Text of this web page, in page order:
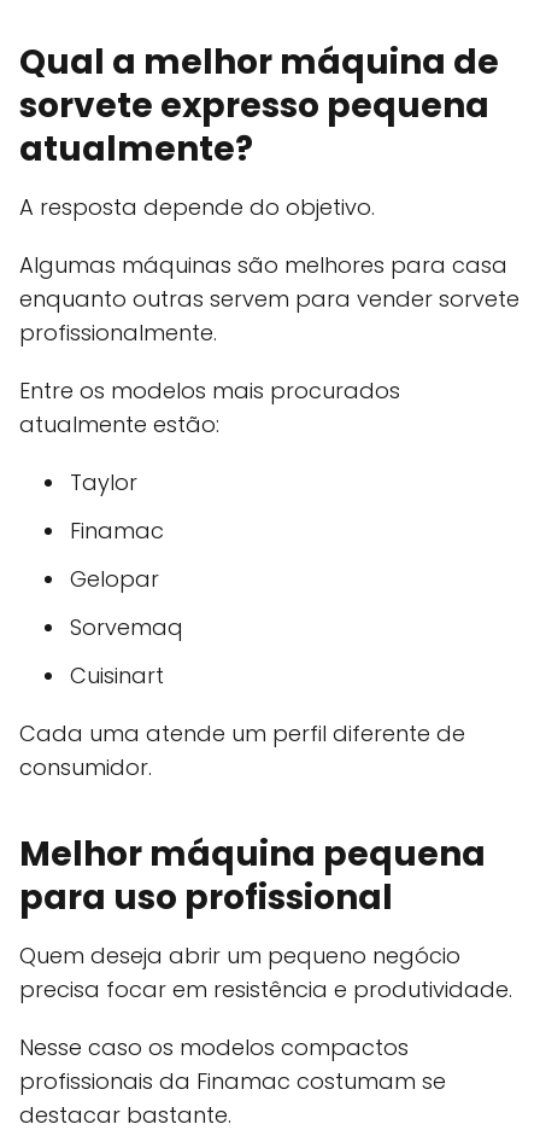
Qual a melhor máquina de
sorvete expresso pequena
atualmente?
A resposta depende do objetivo.
Algumas máquinas são melhores para casa
enquanto outras servem para vender sorvete
profissionalmente.
Entre os modelos mais procurados
atualmente estão:
Taylor
Finamac
Gelopar
Sorvemaq
Cuisinart
Cada uma atende um perfil diferente de
consumidor.
Melhor máquina pequena
para uso profissional
Quem deseja abrir um pequeno negócio
precisa focar em resistência e produtividade.
Nesse caso os modelos compactos
profissionais da Finamac costumam se
destacar bastante.